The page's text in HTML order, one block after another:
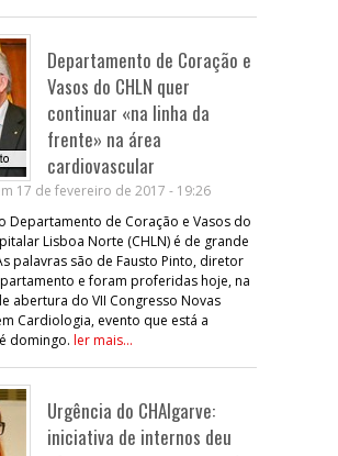
Departamento de Coração e
Vasos do CHLN quer
continuar «na linha da
frente» na área
cardiovascular
17 de fevereiro de 2017 - 19:26
Departamento de Coração e Vasos do
Lisboa Norte (CHLN) é de grande
palavras são de Fausto Pinto, diretor
e foram proferidas hoje, na
abertura do VII Congresso Novas
Cardiologia, evento que está a
domingo. ler mais...
Urgência do CHAlgarve:
iniciativa de internos deu